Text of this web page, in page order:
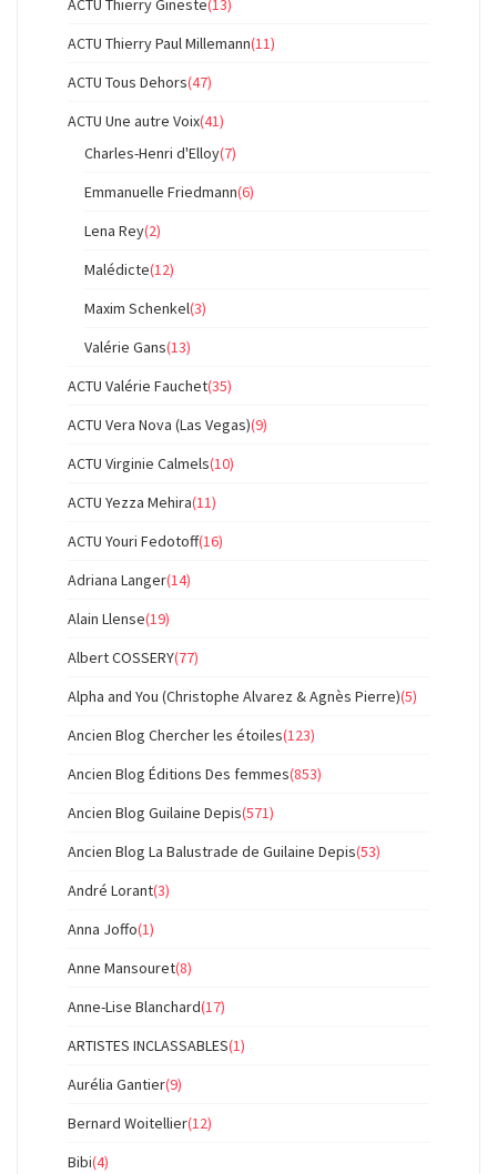
ACTU Thierry Gineste(13)
ACTU Thierry Paul Millemann(11)
ACTU Tous Dehors(47)
ACTU Une autre Voix(41)
Charles-Henri d'Elloy(7)
Emmanuelle Friedmann(6)
Lena Rey(2)
Malédicte(12)
Maxim Schenkel(3)
Valérie Gans(13)
ACTU Valérie Fauchet(35)
ACTU Vera Nova (Las Vegas)(9)
ACTU Virginie Calmels(10)
ACTU Yezza Mehira(11)
ACTU Youri Fedotoff(16)
Adriana Langer(14)
Alain Llense(19)
Albert COSSERY(77)
Alpha and You (Christophe Alvarez & Agnès Pierre)(5)
Ancien Blog Chercher les étoiles(123)
Ancien Blog Éditions Des femmes(853)
Ancien Blog Guilaine Depis(571)
Ancien Blog La Balustrade de Guilaine Depis(53)
André Lorant(3)
Anna Joffo(1)
Anne Mansouret(8)
Anne-Lise Blanchard(17)
ARTISTES INCLASSABLES(1)
Aurélia Gantier(9)
Bernard Woitellier(12)
Bibi(4)